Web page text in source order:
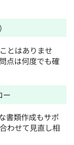
とはありませ
点は何度でも確
ー
書類作成もサポ
わせて見直し相